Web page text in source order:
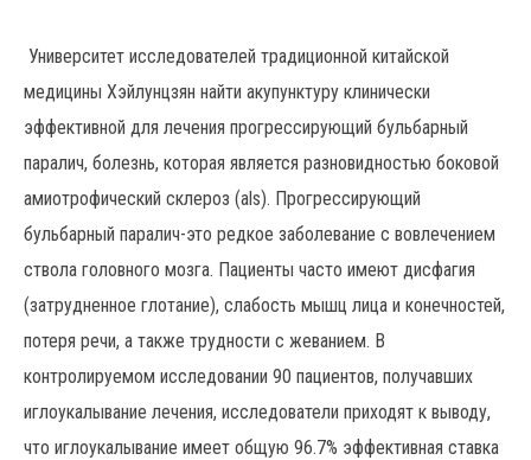
Университет исследователей традиционной китайской
медицины Хэйлунцзян найти акупунктуру клинически
эффективной для лечения прогрессирующий бульбарный
паралич, болезнь, которая является разновидностью боковой
амиотрофический склероз (als). Прогрессирующий
бульбарный паралич-это редкое заболевание с вовлечением
ствола головного мозга. Пациенты часто имеют дисфагия
(затрудненное глотание), слабость мышц лица и конечностей,
потеря речи, а также трудности с жеванием. В
контролируемом исследовании 90 пациентов, получавших
иглоукалывание лечения, исследователи приходят к выводу,
что иглоукалывание имеет общую 96.7% эффективная ставка